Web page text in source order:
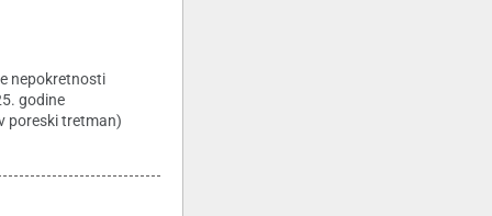
nepokretnosti
godine
poreski tretman)